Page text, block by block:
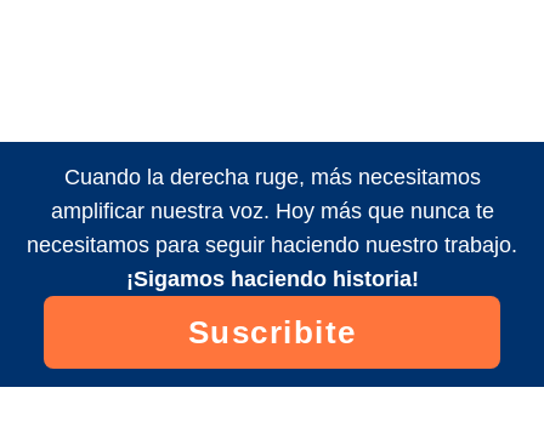
Cuando la derecha ruge, más necesitamos
amplificar nuestra voz. Hoy más que nunca te
necesitamos para seguir haciendo nuestro trabajo.
¡Sigamos haciendo historia!
Suscribite